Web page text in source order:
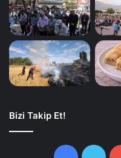
Bizi Takip Et!